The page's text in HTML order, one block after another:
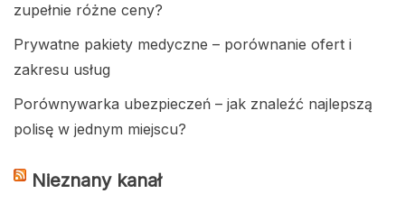
zupełnie różne ceny?
Prywatne pakiety medyczne – porównanie ofert i
zakresu usług
Porównywarka ubezpieczeń – jak znaleźć najlepszą
polisę w jednym miejscu?
Nieznany kanał